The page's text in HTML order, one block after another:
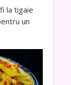
la tigaie
un